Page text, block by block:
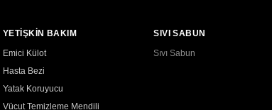
YETİŞKİN BAKIM
Emici Külot
Hasta Bezi
Yatak Koruyucu
Vücut Temizleme Mendili
SIVI SABUN
Sıvı Sabun